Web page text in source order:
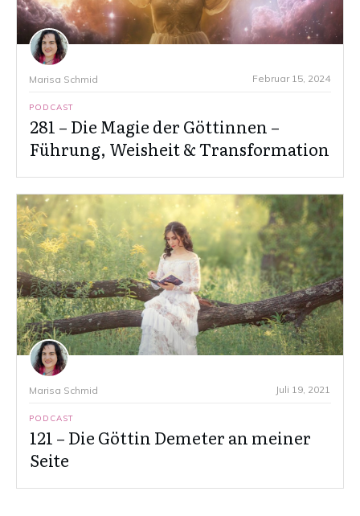
Marisa Schmid Februar 15, 2024
PODCAST
281 – Die Magie der Göttinnen –
Führung, Weisheit & Transformation
Marisa Schmid Juli 19, 2021
PODCAST
121 – Die Göttin Demeter an meiner
Seite